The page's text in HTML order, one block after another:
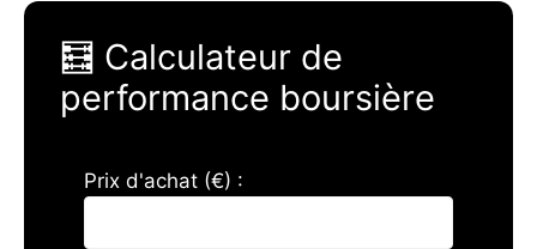
🧮 Calculateur de
performance boursière
Prix d'achat (€) :